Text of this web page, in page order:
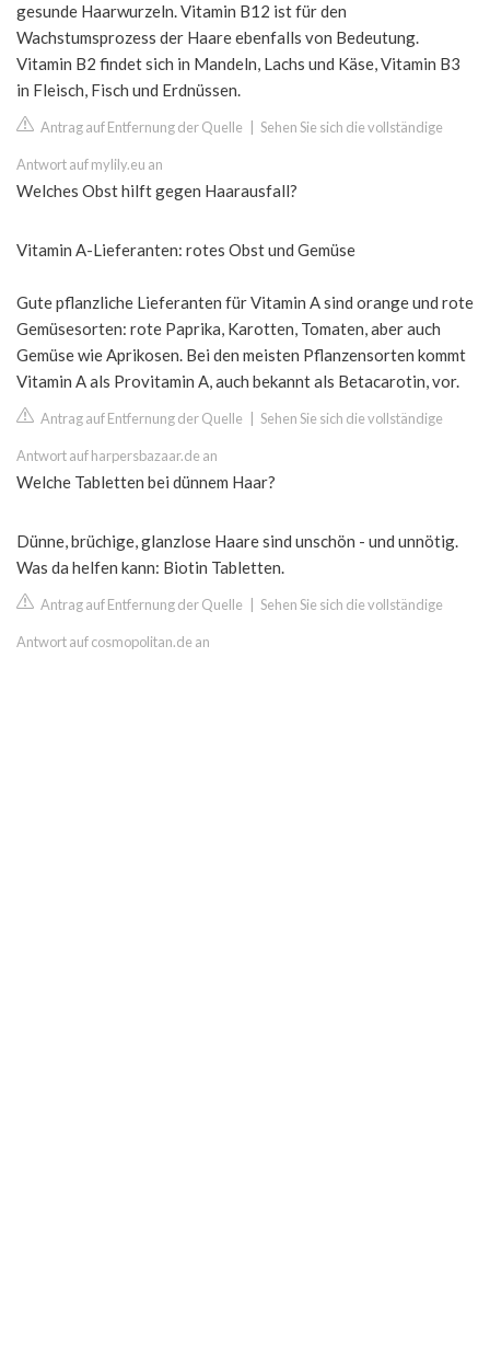
gesunde Haarwurzeln. Vitamin B12 ist für den
Wachstumsprozess der Haare ebenfalls von Bedeutung.
Vitamin B2 findet sich in Mandeln, Lachs und Käse, Vitamin B3
in Fleisch, Fisch und Erdnüssen.
Antrag auf Entfernung der Quelle Sehen Sie sich die vollständige
Antwort auf mylily.eu an
Welches Obst hilft gegen Haarausfall?
Vitamin A-Lieferanten: rotes Obst und Gemüse
Gute pflanzliche Lieferanten für Vitamin A sind orange und rote
Gemüsesorten: rote Paprika, Karotten, Tomaten, aber auch
Gemüse wie Aprikosen. Bei den meisten Pflanzensorten kommt
Vitamin A als Provitamin A, auch bekannt als Betacarotin, vor.
Antrag auf Entfernung der Quelle Sehen Sie sich die vollständige
Antwort auf harpersbazaar.de an
Welche Tabletten bei dünnem Haar?
Dünne, brüchige, glanzlose Haare sind unschön - und unnötig.
Was da helfen kann: Biotin Tabletten.
Antrag auf Entfernung der Quelle Sehen Sie sich die vollständige
Antwort auf cosmopolitan.de an